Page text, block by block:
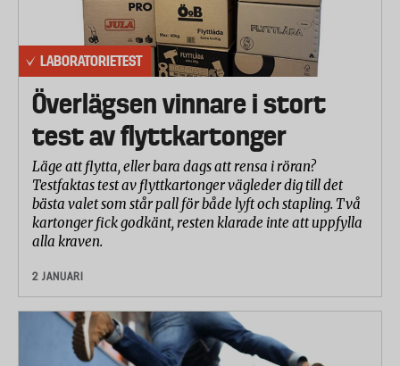
LABORATORIETEST
Överlägsen vinnare i stort
test av flyttkartonger
Läge att flytta, eller bara dags att rensa i röran?
Testfaktas test av flyttkartonger vägleder dig till det
bästa valet som står pall för både lyft och stapling. Två
kartonger fick godkänt, resten klarade inte att uppfylla
alla kraven.
2 JANUARI